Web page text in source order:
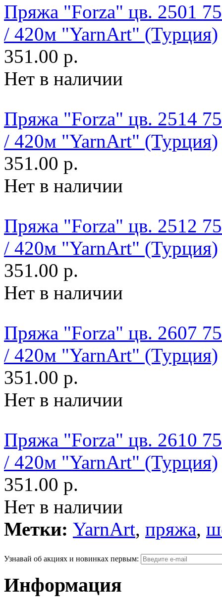
Пряжа "Forza" цв. 2501
/ 420м "YarnArt" (Турция)
351.00 р.
Нет в наличии
Пряжа "Forza" цв. 2514
/ 420м "YarnArt" (Турция)
351.00 р.
Нет в наличии
Пряжа "Forza" цв. 2512
/ 420м "YarnArt" (Турция)
351.00 р.
Нет в наличии
Пряжа "Forza" цв. 2607
/ 420м "YarnArt" (Турция)
351.00 р.
Нет в наличии
Пряжа "Forza" цв. 2610
/ 420м "YarnArt" (Турция)
351.00 р.
Нет в наличии
Метки: YarnArt, пряжа,
Узнавай об акциях и новинках первым:
Информация